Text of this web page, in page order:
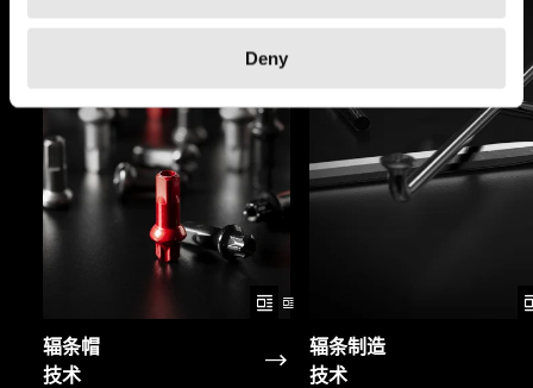
Deny
辐条帽
技术
辐条制造
技术